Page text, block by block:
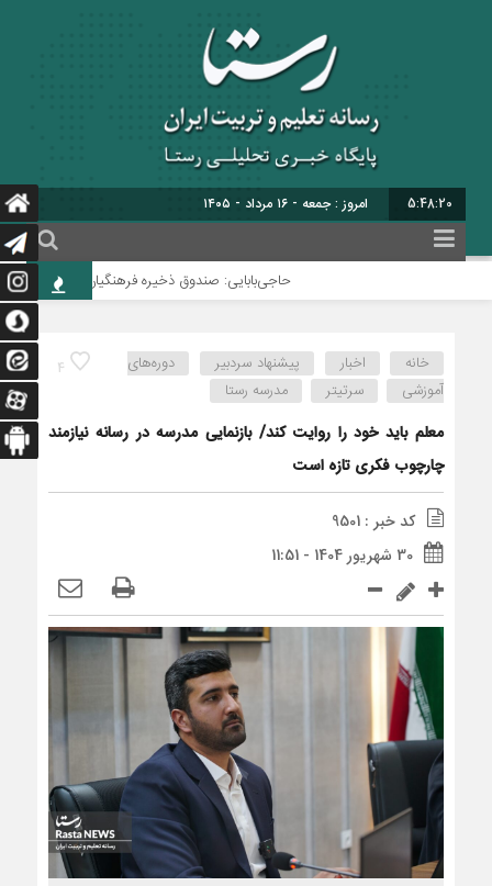
5:48:20 امروز : جمعه - ۱۶ مرداد - ۱۴۰۵
حاجی‌بابایی: صندوق ذخیره فرهنگیان نیازمند یک
4 خانه اخبار پیشنهاد سردبیر
دوره‌های
آموزشی
سرتیتر مدرسه رستا
معلم باید خود را روایت کند/ بازنمایی مدرسه در رسانه نیازمند
چارچوب فکری تازه است
کد خبر : 9501
30 شهریور 1404 - 11:51